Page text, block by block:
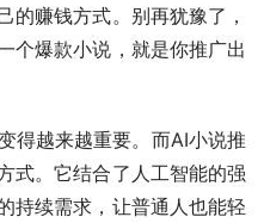
的赚钱方式。别再犹豫了，
个爆款小说，就是你推广出
得越来越重要。而AI小说推
式。它结合了人工智能的强
持续需求，让普通人也能轻